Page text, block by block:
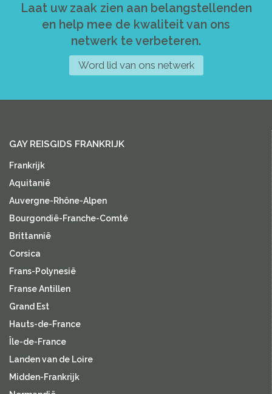
Laat uw zaak zien aan belangstellenden
en help mee de kwaliteit van ons
netwerk te verbeteren.
Word lid van ons netwerk
GAY REISGIDS FRANKRIJK
Frankrijk
Aquitanië
Auvergne-Rhône-Alpen
Bourgondië-Franche-Comté
Brittannië
Corsica
Frans-Polynesië
Franse Antillen
Grand Est
Hauts-de-France
Île-de-France
Landen van de Loire
Midden-Frankrijk